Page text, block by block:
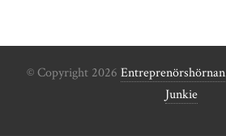
© Copyright 2026 Entreprenörshörnan
Junkie